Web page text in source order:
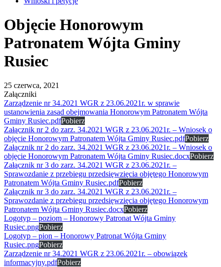
Objęcie Honorowym
Patronatem Wójta Gminy
Rusiec
25 czerwca, 2021
Załączniki
Zarządzenie nr 34.2021 WGR z 23.06.2021r. w sprawie
ustanowienia zasad obejmowania Honorowym Patronatem Wójta
Gminy Rusiec.pdfPobierz
Załącznik nr 2 do zarz. 34.2021 WGR z 23.06.2021r. – Wniosek o
objęcie Honorowym Patronatem Wójta Gminy Rusiec.pdfPobierz
Załącznik nr 2 do zarz. 34.2021 WGR z 23.06.2021r. – Wniosek o
objęcie Honorowym Patronatem Wójta Gminy Rusiec.docxPobierz
Załącznik nr 3 do zarz. 34.2021 WGR z 23.06.2021r. –
Sprawozdanie z przebiegu przedsięwzięcia objętego Honorowym
Patronatem Wójta Gminy Rusiec.pdfPobierz
Załącznik nr 3 do zarz. 34.2021 WGR z 23.06.2021r. –
Sprawozdanie z przebiegu przedsięwzięcia objętego Honorowym
Patronatem Wójta Gminy Rusiec.docxPobierz
Logotyp – poziom – Honorowy Patronat Wójta Gminy
Rusiec.pngPobierz
Logotyp – pion – Honorowy Patronat Wójta Gminy
Rusiec.pngPobierz
Zarządzenie nr 34.2021 WGR z 23.06.2021r. – obowiązek
informacyjny.pdfPobierz